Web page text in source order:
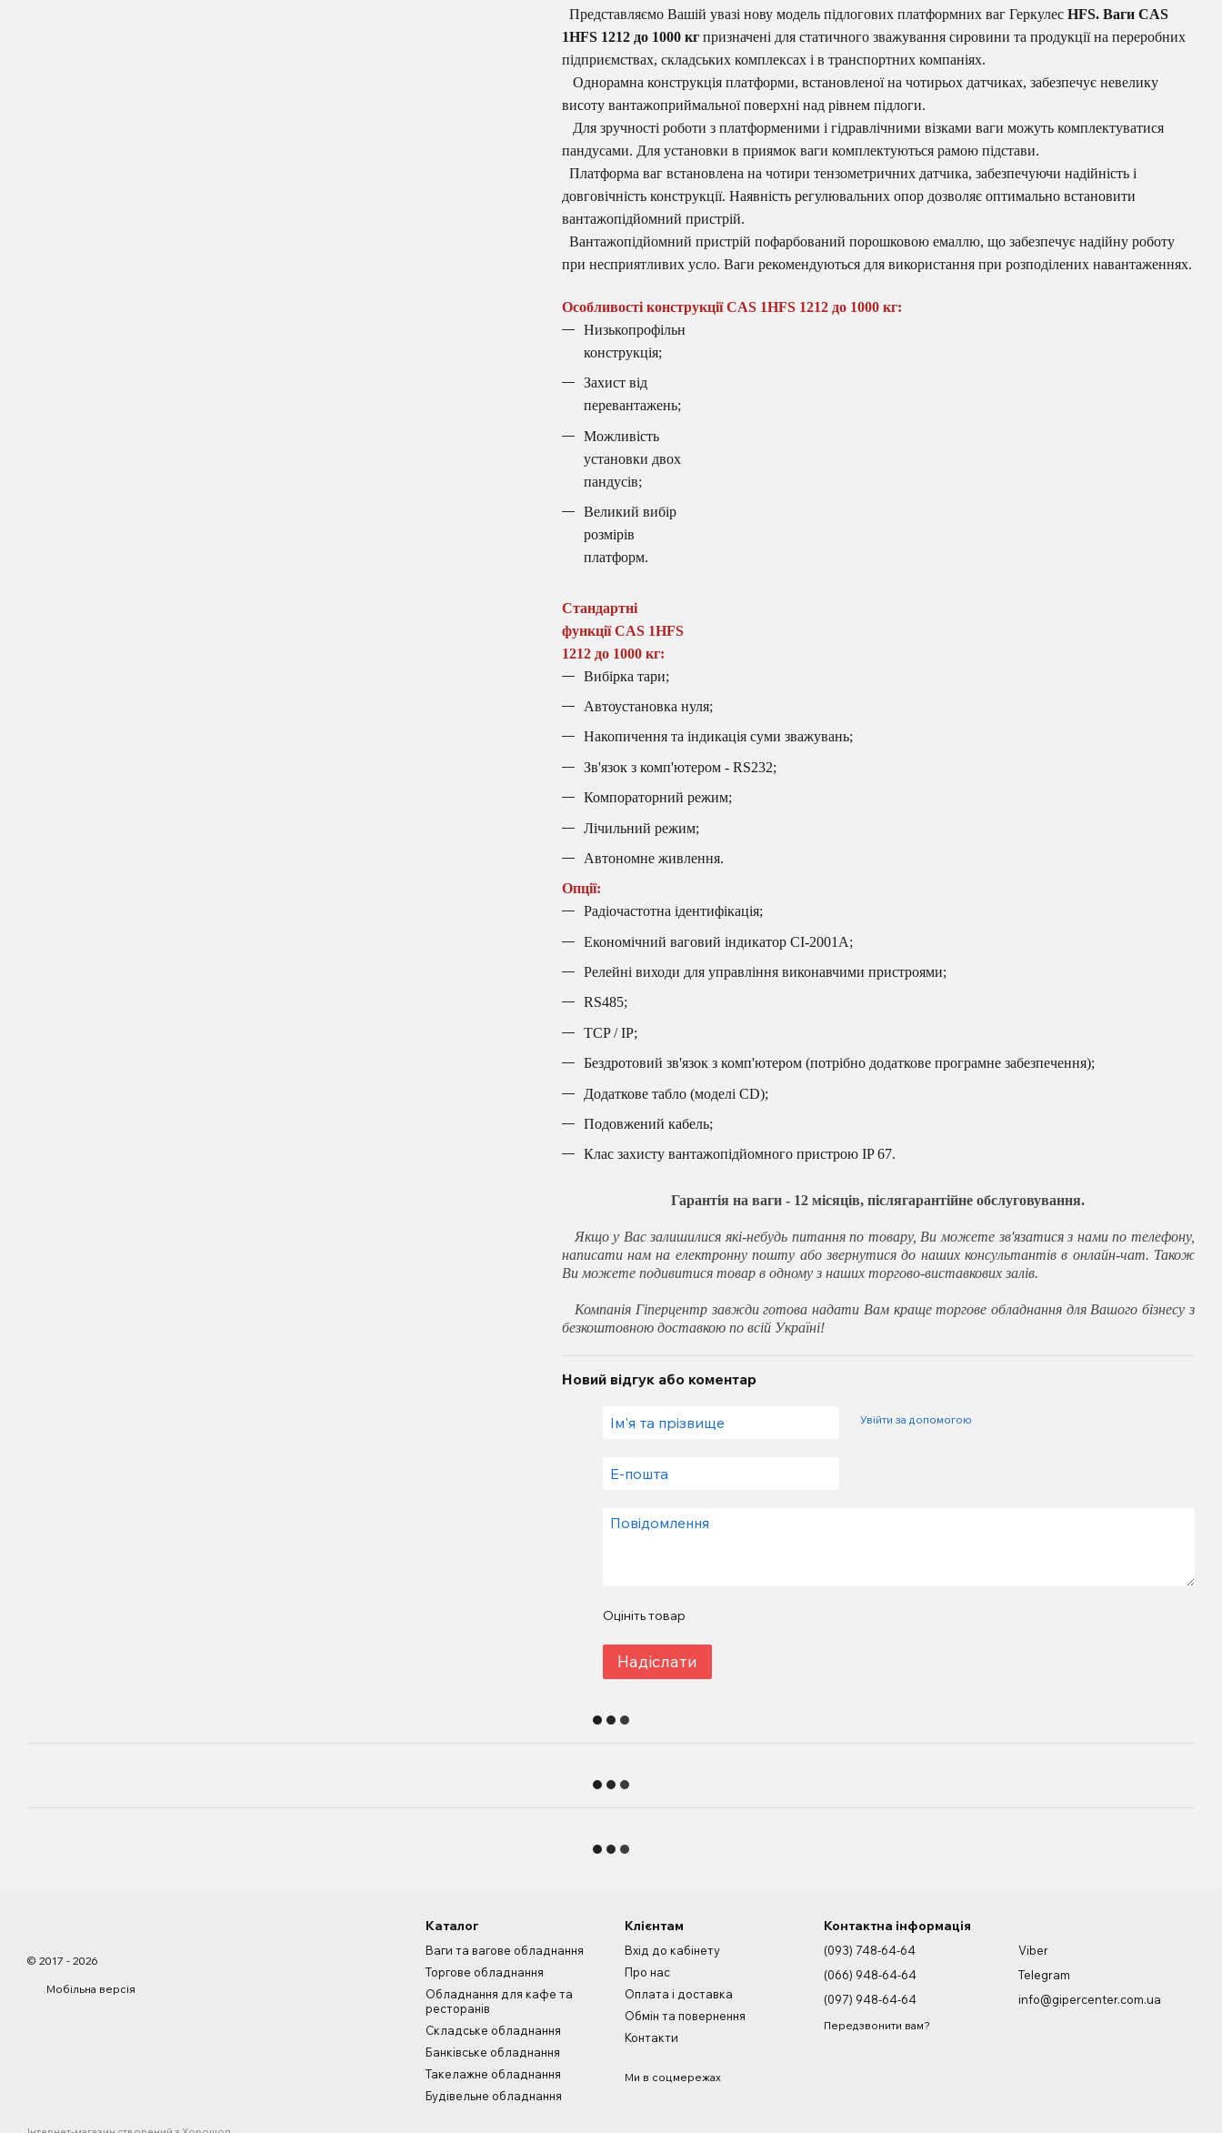
Представляємо Вашій увазі нову модель підлогових платформних ваг Геркулес HFS. Ваги CAS
1HFS 1212 до 1000 кгпризначені для статичного зважування сировини та продукції на переробних
підприємствах, складських комплексах і в транспортних компаніях.
Однорамна конструкція платформи, встановленої на чотирьох датчиках, забезпечує невелику
висоту вантажоприймальної поверхні над рівнем підлоги.
Для зручності роботи з платформеними і гідравлічними візками ваги можуть комплектуватися
пандусами. Для установки в приямок ваги комплектуються рамою підстави.
Платформа ваг встановлена ​​на чотири тензометричних датчика, забезпечуючи надійність і
довговічність конструкції. Наявність регулювальних опор дозволяє оптимально встановити
вантажопідйомний пристрій.
Вантажопідйомний пристрій пофарбований порошковою емаллю, що забезпечує надійну роботу
при несприятливих усло. Ваги рекомендуються для використання при розподілених навантаженнях.
Особливості конструкції CAS 1HFS 1212 до 1000 кг:
Низькопрофільна
конструкція;
Захист від
перевантажень;
Можливість
установки двох
пандусів;
Великий вибір
розмірів
платформ.
Стандартні
функціїCAS 1HFS
1212 до 1000 кг:
Вибірка тари;
Автоустановка нуля;
Накопичення та індикація суми зважувань;
Зв'язок з комп'ютером - RS232;
Компораторний режим;
Лічильний режим;
Автономне живлення.
Опції:
Радіочастотна ідентифікація;
Економічний ваговий індикатор CI-2001A;
Релейні виходи для управління виконавчими пристроями;
RS485;
TCP / IP;
Бездротовий зв'язок з комп'ютером (потрібно додаткове програмне забезпечення);
Додаткове табло (моделі CD);
Подовжений кабель;
Клас захисту вантажопідйомного пристрою IP 67.
Гарантія на ваги - 12 місяців, післягарантійне обслуговування.
Якщо у Вас залишилися які-небудь питання по товару, Ви можете зв'язатися з нами по телефону,
написати нам на електронну пошту або звернутися до наших консультантів в онлайн-чат. Також
Ви можете подивитися товар в одному з наших торгово-виставкових залів.
Компанія Гіперцентр завжди готова надати Вам краще торгове обладнання для Вашого бізнесу з
безкоштовною доставкою по всій Україні!
Новий відгук або коментар
Увійти за допомогою
Оцініть товар
Надіслати
© 2017 - 2026
Мобільна версія
Каталог
Ваги та вагове обладнання
Торгове обладнання
Обладнання для кафе та
ресторанів
Складське обладнання
Банківське обладнання
Такелажне обладнання
Будівельне обладнання
Клієнтам
Вхід до кабінету
Про нас
Оплата і доставка
Обмін та повернення
Контакти
Ми в соцмережах
Контактна інформація
(093) 748-64-64
(066) 948-64-64
(097) 948-64-64
Передзвонити вам?
Viber
Telegram
info@gipercenter.com.ua